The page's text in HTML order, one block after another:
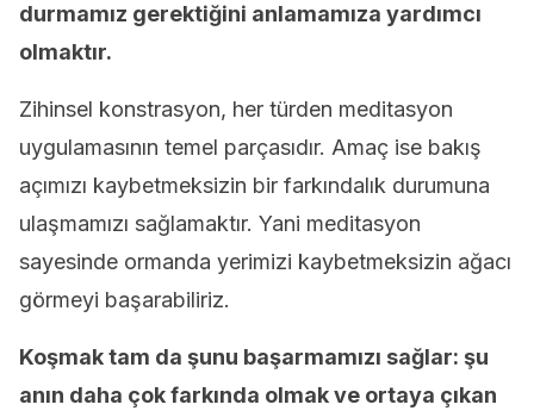
durmamız gerektiğini anlamamıza yardımcı
olmaktır.
Zihinsel konstrasyon, her türden meditasyon
uygulamasının temel parçasıdır. Amaç ise bakış
açımızı kaybetmeksizin bir farkındalık durumuna
ulaşmamızı sağlamaktır. Yani meditasyon
sayesinde ormanda yerimizi kaybetmeksizin ağacı
görmeyi başarabiliriz.
Koşmak tam da şunu başarmamızı sağlar: şu
anın daha çok farkında olmak ve ortaya çıkan